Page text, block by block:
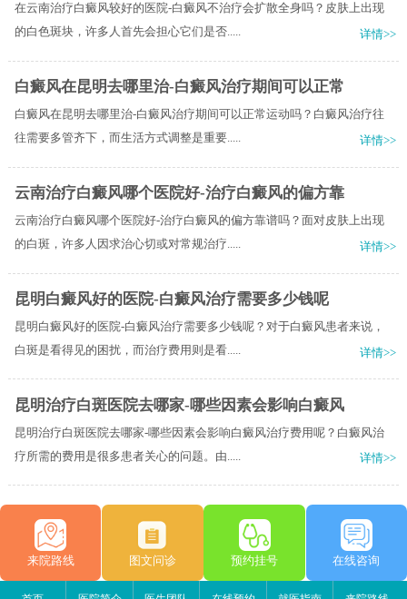
在云南治疗白癜风较好的医院-白癜风不治疗会扩散全身吗？皮肤上出现
的白色斑块，许多人首先会担心它们是否.....
详情>>
白癜风在昆明去哪里治-白癜风治疗期间可以正常
白癜风在昆明去哪里治-白癜风治疗期间可以正常运动吗？白癜风治疗往
往需要多管齐下，而生活方式调整是重要.....
详情>>
云南治疗白癜风哪个医院好-治疗白癜风的偏方靠
云南治疗白癜风哪个医院好-治疗白癜风的偏方靠谱吗？面对皮肤上出现
的白斑，许多人因求治心切或对常规治疗.....
详情>>
昆明白癜风好的医院-白癜风治疗需要多少钱呢
昆明白癜风好的医院-白癜风治疗需要多少钱呢？对于白癜风患者来说，
白斑是看得见的困扰，而治疗费用则是看.....
详情>>
昆明治疗白斑医院去哪家-哪些因素会影响白癜风
昆明治疗白斑医院去哪家-哪些因素会影响白癜风治疗费用呢？白癜风治
疗所需的费用是很多患者关心的问题。由.....
详情>>
来院路线 图文问诊 预约挂号 在线咨询